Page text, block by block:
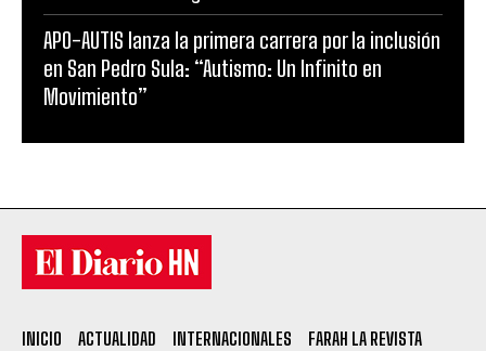
APO-AUTIS lanza la primera carrera por la inclusión
en San Pedro Sula: “Autismo: Un Infinito en
Movimiento”
INICIO ACTUALIDAD INTERNACIONALES
FARAH LA REVISTA